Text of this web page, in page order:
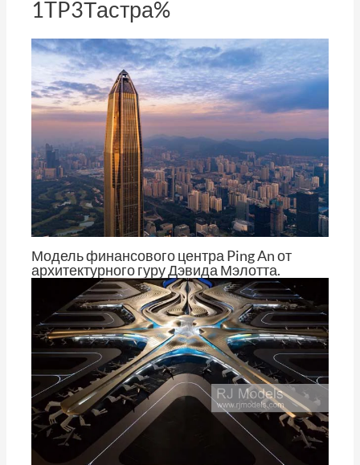
1TP3Тастра%
Модель финансового центра Ping An от
архитектурного гуру Дэвида Мэлотта.
Том Ченг